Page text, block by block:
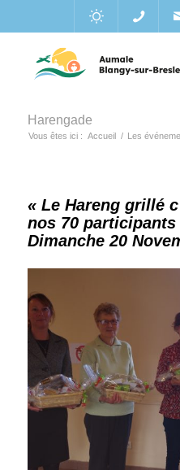
Harengade
Vous êtes ici : Accueil / Les
« Le Hareng grillé
nos 70
Dimanche 20